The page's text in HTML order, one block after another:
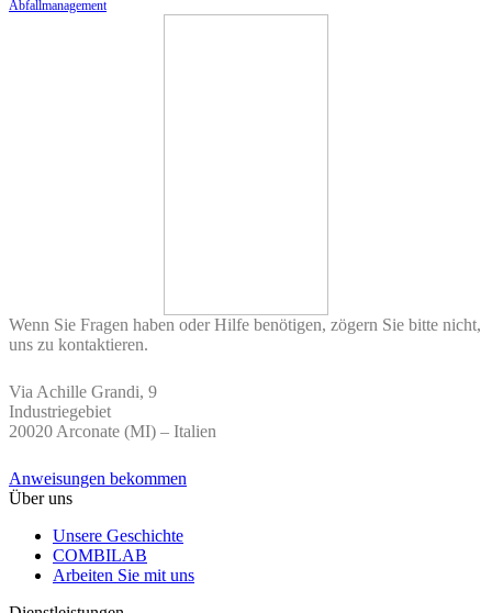
Abfallmanagement
Wenn Sie Fragen haben oder Hilfe benötigen, zögern Sie bitte nicht,
uns zu kontaktieren.
Via Achille Grandi, 9
Industriegebiet
20020 Arconate (MI) – Italien
Anweisungen bekommen
Über uns
Unsere Geschichte
COMBILAB
Arbeiten Sie mit uns